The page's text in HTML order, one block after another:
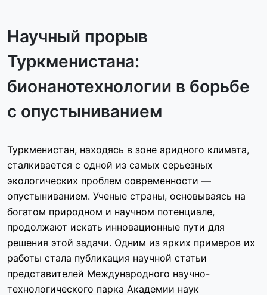
Научный прорыв
Туркменистана:
бионанотехнологии в борьбе
с опустыниванием
Туркменистан, находясь в зоне аридного климата,
сталкивается с одной из самых серьезных
экологических проблем современности —
опустыниванием. Ученые страны, основываясь на
богатом природном и научном потенциале,
продолжают искать инновационные пути для
решения этой задачи. Одним из ярких примеров их
работы стала публикация научной статьи
представителей Международного научно-
технологического парка Академии наук